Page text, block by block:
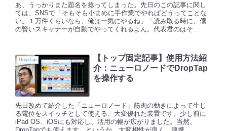
あ、うっかりまた題名を捻ってしまった。先日のこの記事に関し
ては、SNSで「そもそも小まめに手作業でやればどうってことな
い。１万件くらいなら、俺は一気にやるね」「読み取る時に、僕
の賢いスキャナーが自動でやってくれるよん。代表君のはそ...
DropTap
【トップ固定記事】使用方法紹
介：ニューロノードでDropTap
を操作する
先日改めて紹介した「ニューロノード」筋肉の動きによって生じ
る電位をスイッチとして使える、大変優れた装置です。少し前に
iPad OS、iOSにも対応し、活用の幅が広がりました。当然、